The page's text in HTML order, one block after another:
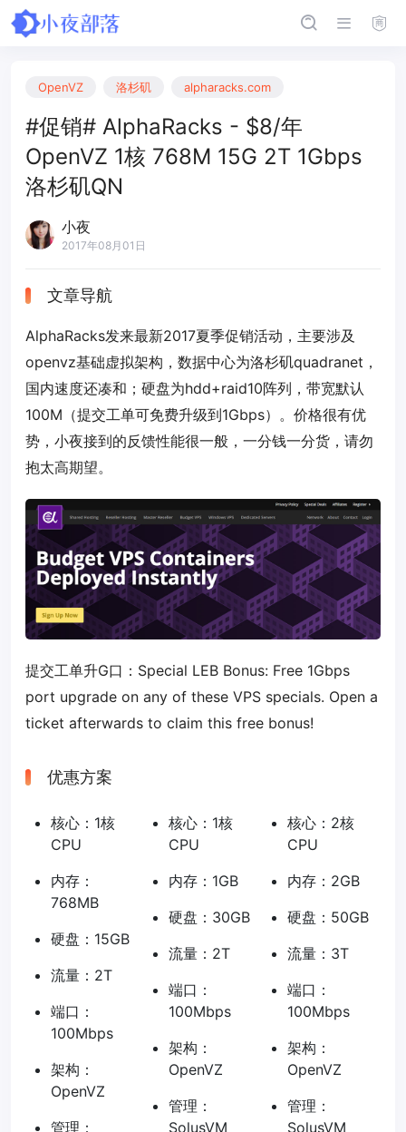
OpenVZ 洛杉矶 alpharacks.com
#促销# AlphaRacks - $8/年
OpenVZ 1核 768M 15G 2T 1Gbps
洛杉矶QN
小夜
2017年08月01日
文章导航
AlphaRacks发来最新2017夏季促销活动，主要涉及
openvz基础虚拟架构，数据中心为洛杉矶quadranet，
国内速度还凑和；硬盘为hdd+raid10阵列，带宽默认
100M（提交工单可免费升级到1Gbps）。价格很有优
势，小夜接到的反馈性能很一般，一分钱一分货，请勿
抱太高期望。
提交工单升G口：Special LEB Bonus: Free 1Gbps
port upgrade on any of these VPS specials. Open a
ticket afterwards to claim this free bonus!
优惠方案
核心：1核
CPU
内存：
768MB
硬盘：15GB
流量：2T
端口：
100Mbps
架构：
OpenVZ
管理：
核心：1核
CPU
内存：1GB
硬盘：30GB
流量：2T
端口：
100Mbps
架构：
OpenVZ
管理：
SolusVM
核心：2核
CPU
内存：2GB
硬盘：50GB
流量：3T
端口：
100Mbps
架构：
OpenVZ
管理：
SolusVM